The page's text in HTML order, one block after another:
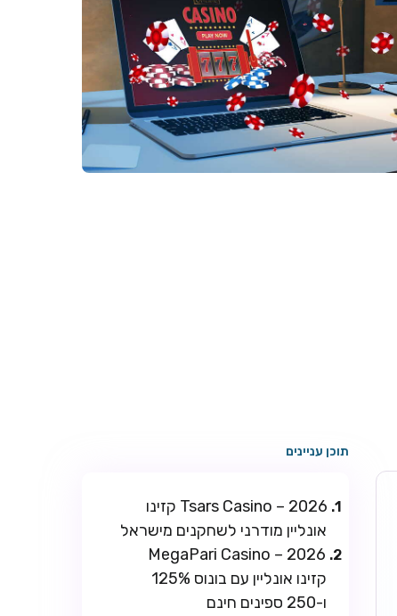
תוכן עניינים
Tsars Casino – 2026 קזינו
אונליין מודרני לשחקנים מישראל
MegaPari Casino – 2026
קזינו אונליין עם בונוס 125%
ו-250 ספינים חינם